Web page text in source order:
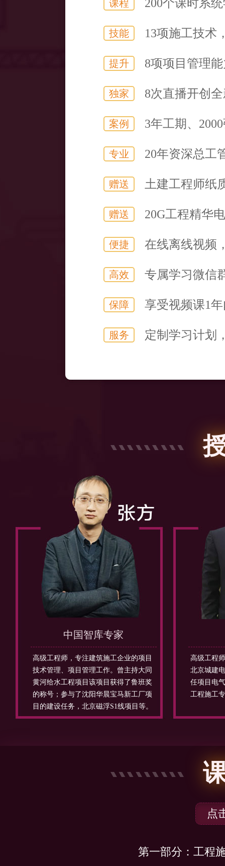
课程 200个课时系
技能 13项施工技术
提升 8项项目管理
独家 8次直播开创
案例 3年工期、
专业 20年资深总工
赠送 土建工程师纸
赠送 20G工程精华
便捷 在线离线视频
高效 专属学习微信
保障 享受视频课1
服务 定制学习计划
中国智库专家
高级工程师，专注建筑施工企业的项目
技术管理、项目管理工作。曾主持大同
黄河给水工程项目该项目获得了鲁班奖
的称号；参与了沈阳华晨宝马新工厂项
目的建设任务，北京磁浮S1线项目等。
高级工程
北京城建
任项目电
工程施工
点
第一部分：工程